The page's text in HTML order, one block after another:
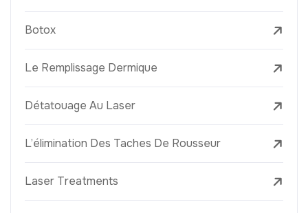
Botox
Le Remplissage Dermique
Détatouage Au Laser
L’élimination Des Taches De Rousseur
Laser Treatments